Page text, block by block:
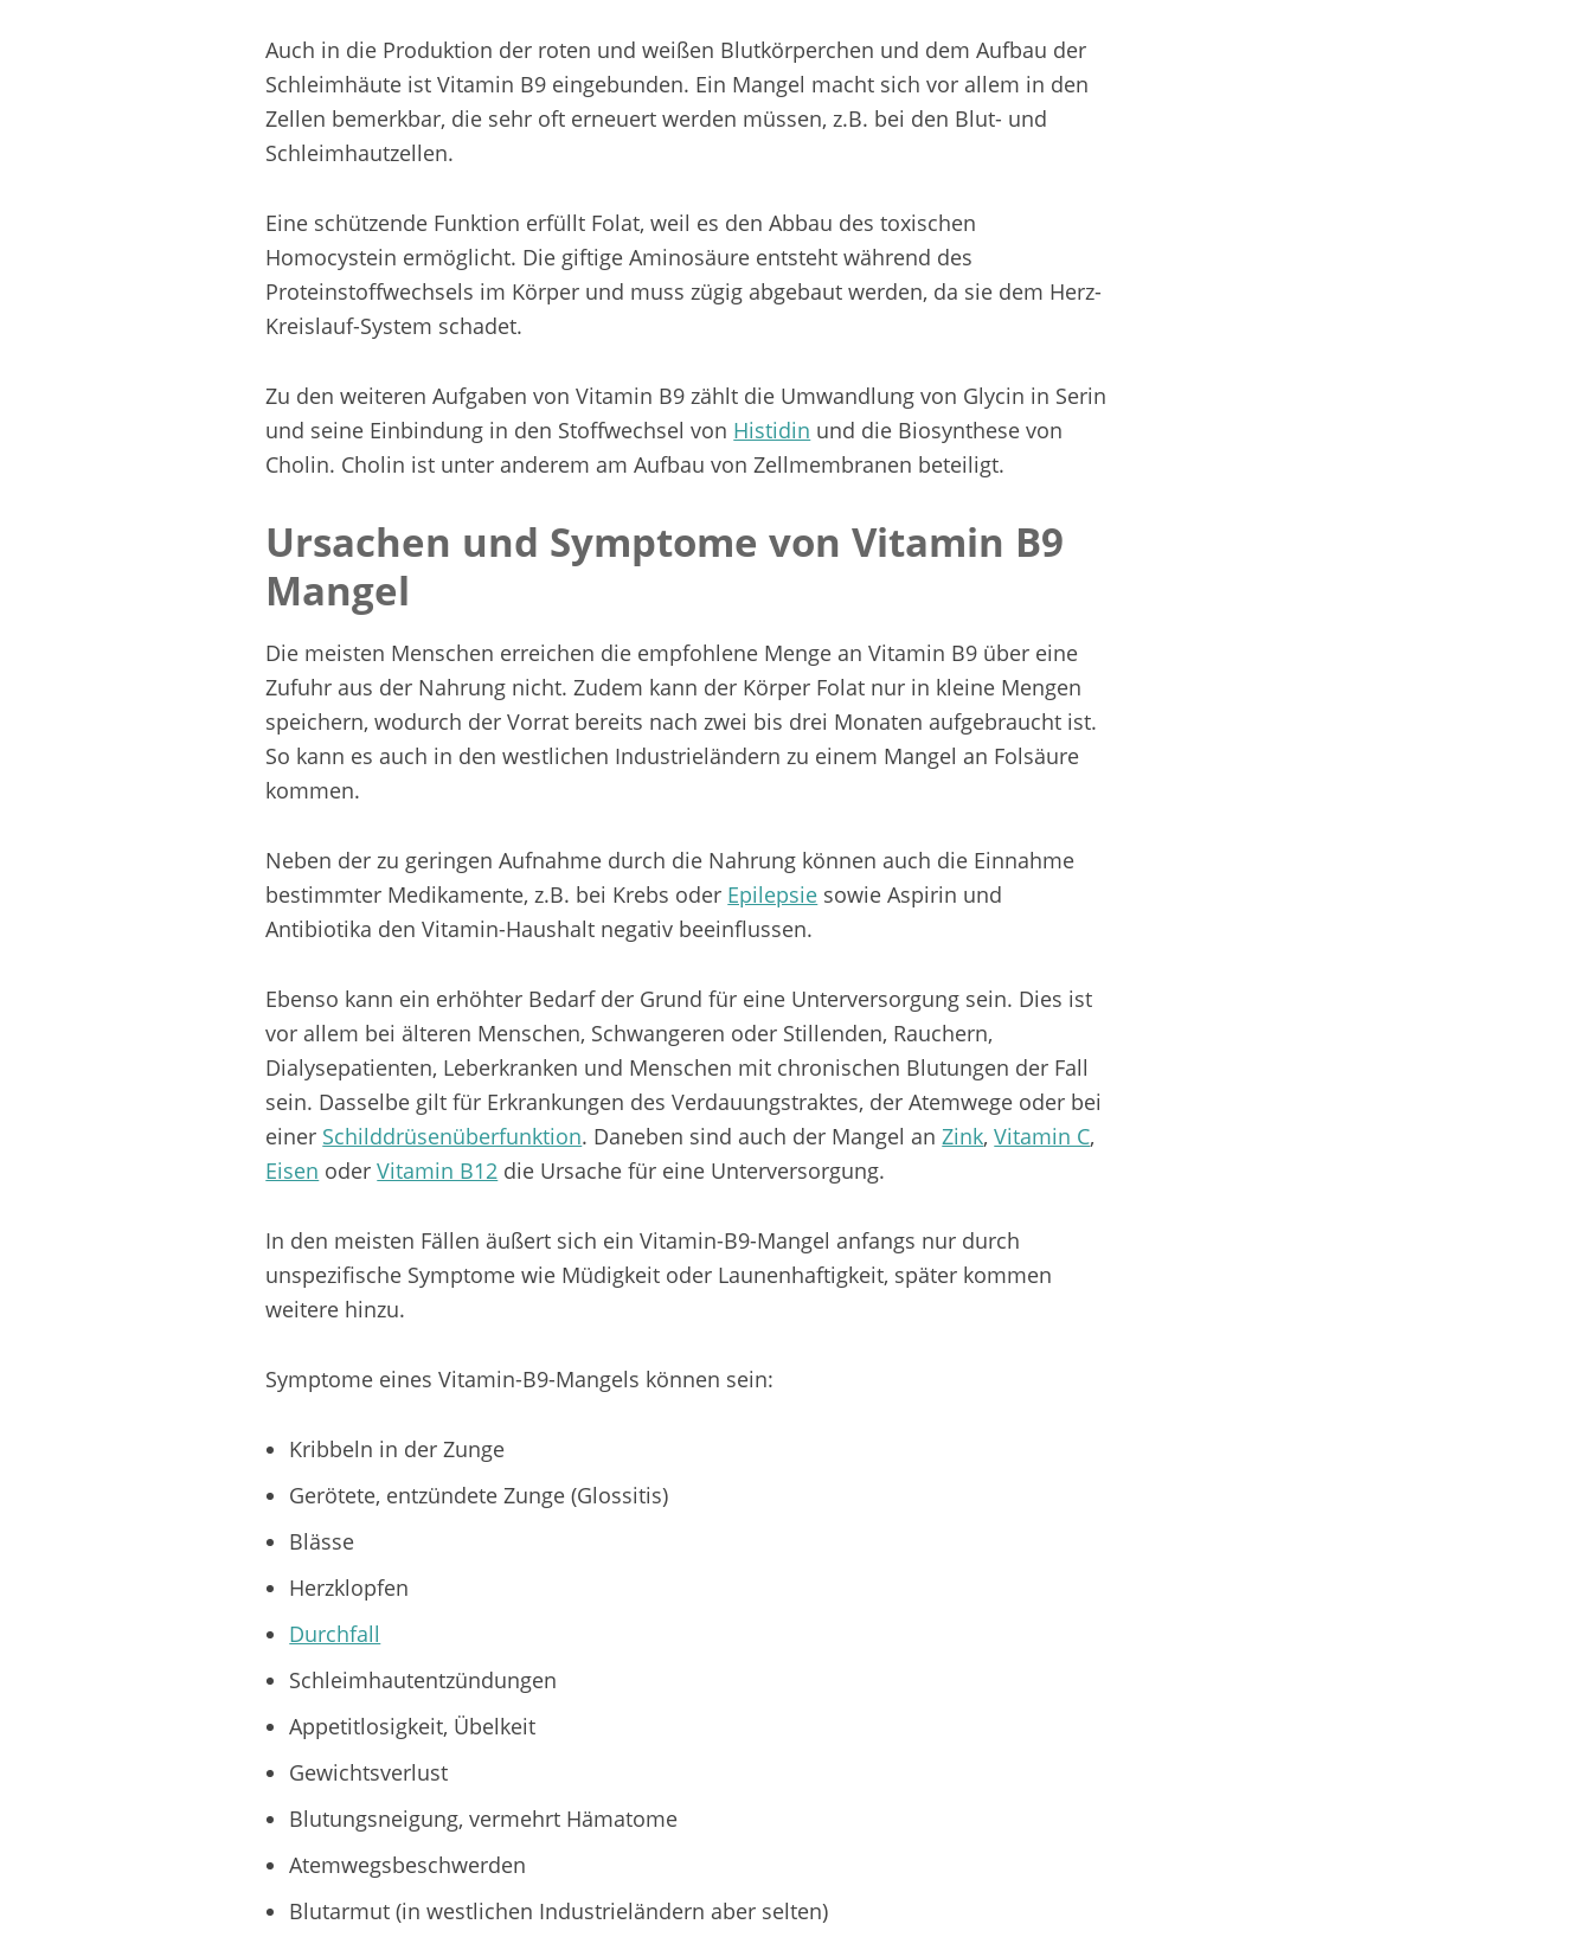
Auch in die Produktion der roten und weißen Blutkörperchen und dem Aufbau der
Schleimhäute ist Vitamin B9 eingebunden. Ein Mangel macht sich vor allem in den
Zellen bemerkbar, die sehr oft erneuert werden müssen, z.B. bei den Blut- und
Schleimhautzellen.
Eine schützende Funktion erfüllt Folat, weil es den Abbau des toxischen
Homocystein ermöglicht. Die giftige Aminosäure entsteht während des
Proteinstoffwechsels im Körper und muss zügig abgebaut werden, da sie dem Herz-
Kreislauf-System schadet.
Zu den weiteren Aufgaben von Vitamin B9 zählt die Umwandlung von Glycin in Serin
und seine Einbindung in den Stoffwechsel von Histidin und die Biosynthese von
Cholin. Cholin ist unter anderem am Aufbau von Zellmembranen beteiligt.
Ursachen und Symptome von Vitamin B9
Mangel
Die meisten Menschen erreichen die empfohlene Menge an Vitamin B9 über eine
Zufuhr aus der Nahrung nicht. Zudem kann der Körper Folat nur in kleine Mengen
speichern, wodurch der Vorrat bereits nach zwei bis drei Monaten aufgebraucht ist.
So kann es auch in den westlichen Industrieländern zu einem Mangel an Folsäure
kommen.
Neben der zu geringen Aufnahme durch die Nahrung können auch die Einnahme
bestimmter Medikamente, z.B. bei Krebs oder Epilepsie sowie Aspirin und
Antibiotika den Vitamin-Haushalt negativ beeinflussen.
Ebenso kann ein erhöhter Bedarf der Grund für eine Unterversorgung sein. Dies ist
vor allem bei älteren Menschen, Schwangeren oder Stillenden, Rauchern,
Dialysepatienten, Leberkranken und Menschen mit chronischen Blutungen der Fall
sein. Dasselbe gilt für Erkrankungen des Verdauungstraktes, der Atemwege oder bei
einer Schilddrüsenüberfunktion. Daneben sind auch der Mangel anZink,Vitamin C,
Eisen oderVitamin B12 die Ursache für eine Unterversorgung.
In den meisten Fällen äußert sich ein Vitamin-B9-Mangel anfangs nur durch
unspezifische Symptome wie Müdigkeit oder Launenhaftigkeit, später kommen
weitere hinzu.
Symptome eines Vitamin-B9-Mangels können sein:
Kribbeln in der Zunge
Gerötete, entzündete Zunge (Glossitis)
Blässe
Herzklopfen
Durchfall
Schleimhautentzündungen
Appetitlosigkeit, Übelkeit
Gewichtsverlust
Blutungsneigung, vermehrt Hämatome
Atemwegsbeschwerden
Blutarmut (in westlichen Industrieländern aber selten)